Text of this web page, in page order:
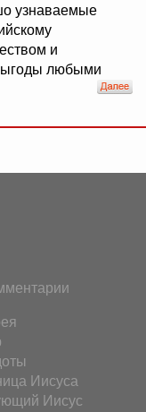
узнаваемые
и
любыми
Иисуса
Иисус